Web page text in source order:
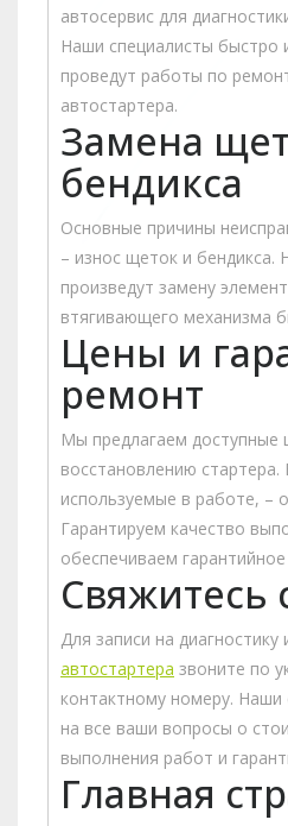
автосервис для
Наши специалисты быстро
проведут работы по
автостартера.
Замена
бендикса
Основные причины
– износ щеток и бендикса.
произведут замену
втягивающего механизма
Цены и
ремонт
Мы предлагаем доступные
восстановлению стартера.
используемые в работе, –
Гарантируем качество
обеспечиваем
Свяжитесь
Для записи на диагностику
автостартера звоните по
контактному номеру. Наши
на все ваши вопросы о
выполнения работ и
Главная